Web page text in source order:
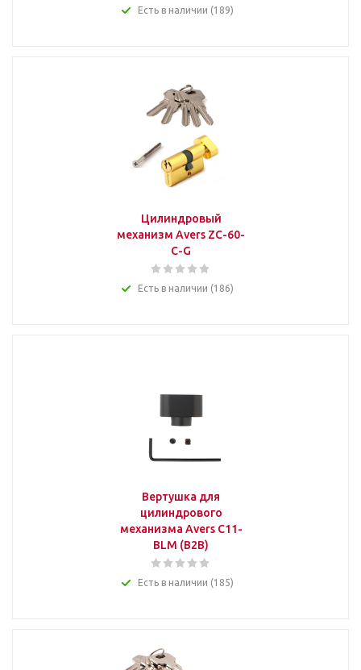
Есть в наличии (189)
Цилиндровый
механизм Avers ZC-60-
C-G
Есть в наличии (186)
Вертушка для
цилиндрового
механизма Avers C11-
BLM (B2B)
Есть в наличии (185)